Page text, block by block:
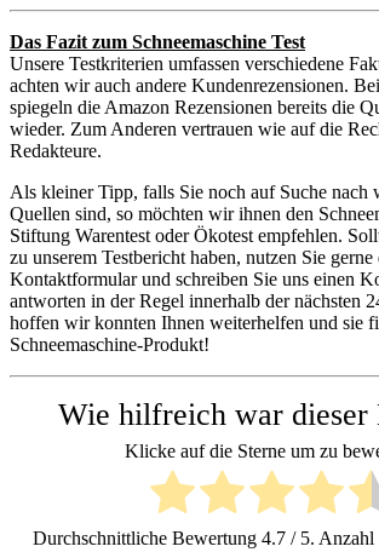
Das Fazit zum Schneemaschine Test
Unsere Testkriterien umfassen verschiedene
achten wir auch andere Kundenrezensionen.
spiegeln die Amazon Rezensionen bereits die
wieder. Zum Anderen vertrauen wie auf die
Redakteure.
Als kleiner Tipp, falls Sie noch auf Suche nach
Quellen sind, so möchten wir ihnen den
Stiftung Warentest oder Ökotest empfehlen.
zu unserem Testbericht haben, nutzen Sie
Kontaktformular und schreiben Sie uns einen
antworten in der Regel innerhalb der nächsten
hoffen wir konnten Ihnen weiterhelfen und sie
Schneemaschine-Produkt!
Wie hilfreich war dieser
Klicke auf die Sterne um zu
Durchschnittliche Bewertung 4.7/ 5. Anzahl